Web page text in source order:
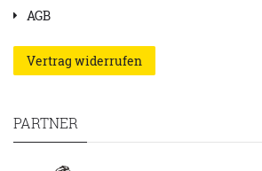
AGB
Vertrag widerrufen
PARTNER